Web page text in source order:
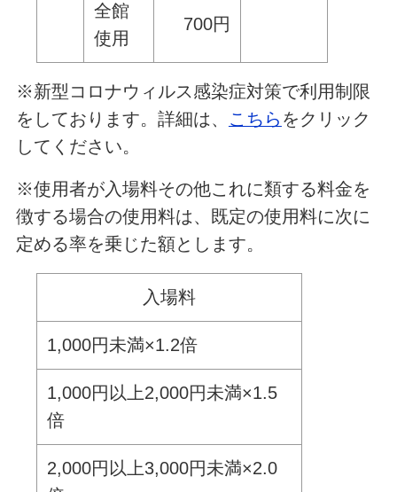
全館
使用
700円
※新型コロナウィルス感染症対策で利用制限
をしております。詳細は、 こちら をクリック
してください。
※使用者が入場料その他これに類する料金を
徴する場合の使用料は、既定の使用料に次に
定める率を乗じた額とします。
入場料
1,000円未満×1.2倍
1,000円以上2,000円未満×1.5
倍
2,000円以上3,000円未満×2.0